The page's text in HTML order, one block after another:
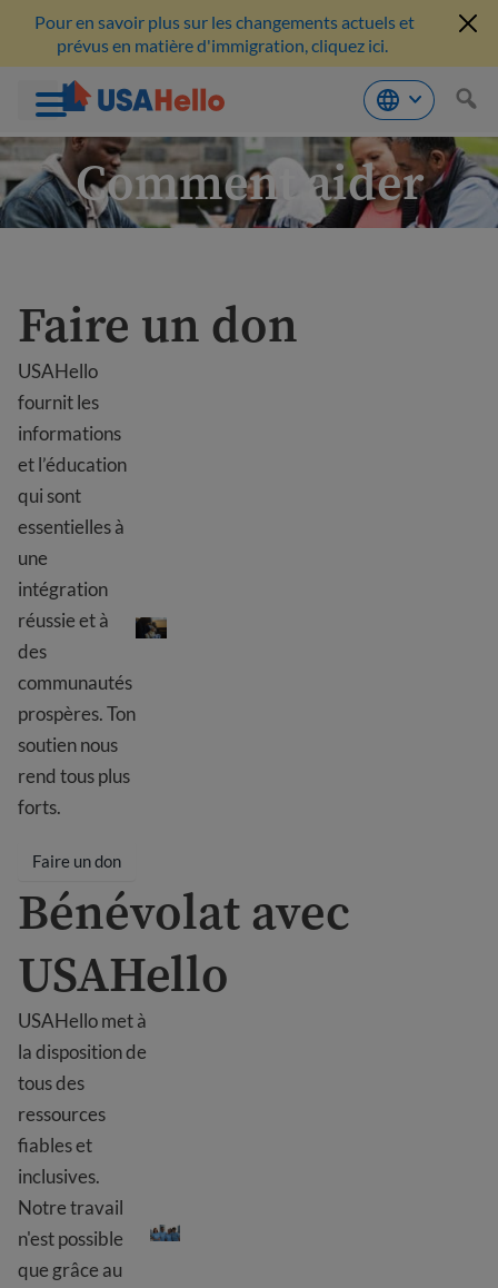
Aller
au
contenu
Pour en savoir plus sur les changements actuels et
prévus en matière d'immigration, cliquez ici.
Comment aider
Faire un don
USAHello
fournit les
informations
et l’éducation
qui sont
essentielles à
une
intégration
réussie et à
des
communautés
prospères. Ton
soutien nous
rend tous plus
forts.
Faire un don
Bénévolat avec
USAHello
USAHello met à
la disposition de
tous des
ressources
fiables et
inclusives.
Notre travail
n'est possible
que grâce au